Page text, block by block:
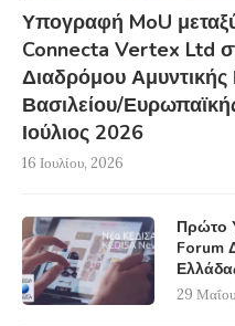
Υπογραφή MoU
Connecta Vertex Ltd
Διαδρόμου
Βασιλείου/
Ιούλιος 2026
16 Ιουλίου, 2026
Πρώτο
Forum
29